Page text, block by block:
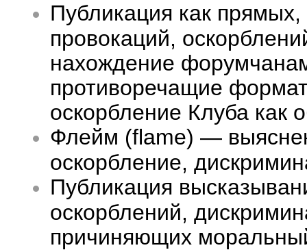
Публикация как
провокаций,
нахождение
противоречащие
оскорбление Клуба как
Флейм (flame) —
оскорбление,
Публикация
оскорблений,
причиняющих